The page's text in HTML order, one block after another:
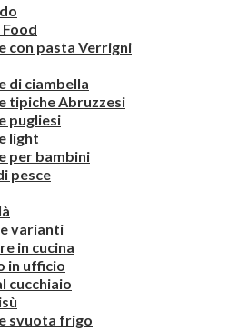
con pasta Verrigni
di ciambella
tipiche Abruzzesi
pugliesi
light
per bambini
pesce
varianti
in cucina
in ufficio
cucchiaio
svuota frigo